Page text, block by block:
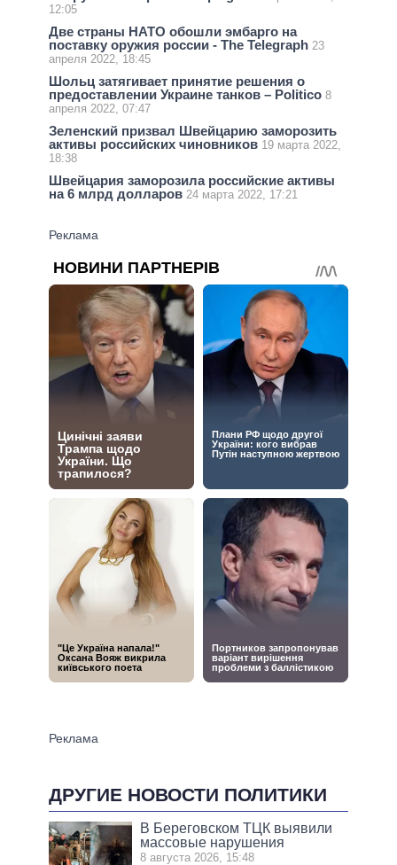
12:05
Две страны НАТО обошли эмбарго на
поставку оружия россии - The Telegraph 23
апреля 2022, 18:45
Шольц затягивает принятие решения о
предоставлении Украине танков – Politico 8
апреля 2022, 07:47
Зеленский призвал Швейцарию заморозить
активы российских чиновников 19 марта 2022,
18:38
Швейцария заморозила российские активы
на 6 млрд долларов 24 марта 2022, 17:21
ДРУГИЕ НОВОСТИ ПОЛИТИКИ
В Береговском ТЦК выявили
массовые нарушения
8 августа 2026, 15:48